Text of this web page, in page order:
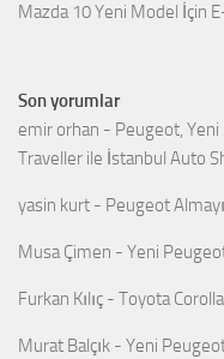
Mazda 10 Yeni Model İçin
Son yorumlar
emir orhan - Peugeot,
Traveller ile İstanbul Auto
yasin kurt - Peugeot
Musa Çimen - Yeni
Furkan Kılıç - Toyota
Murat Balçık - Yeni